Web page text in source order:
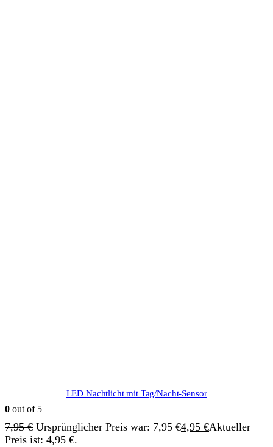
LED Nachtlicht mit Tag/Nacht-Sensor
0 out of 5
7,95€ Ursprünglicher Preis war: 7,95 €4,95 €Aktueller
Preis ist: 4,95 €.